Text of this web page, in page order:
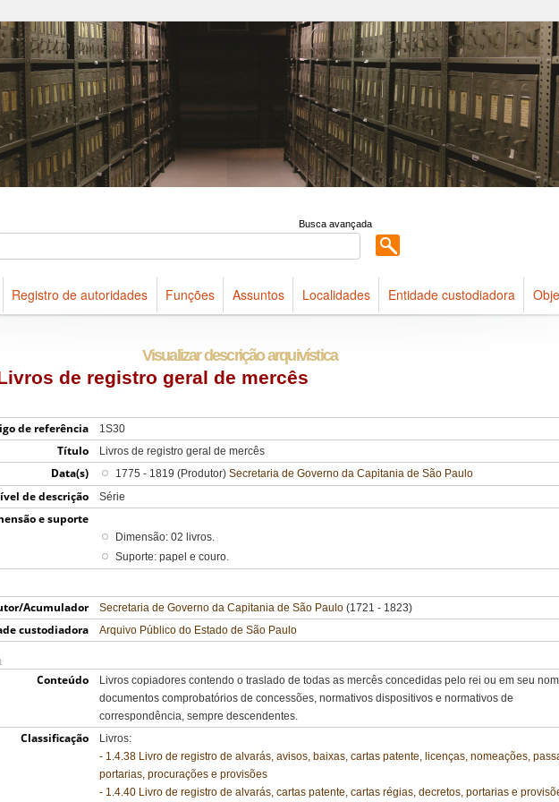
do acervo do Arquivo Público do Estado de São Paulo
Busca avançada
Registro de autoridades Funções Assuntos Localidades Entidade custodiadora
Visualizar descrição arquivística
de registro geral de mercês
de referência 1S30
Título Livros de registro geral de mercês
Data(s) 1775 - 1819 (Produtor) Secretaria de Governo da Capitania de São Paulo
de descrição Série
e suporte
Dimensão: 02 livros.
Suporte: papel e couro.
Acumulador Secretaria de Governo da Capitania de São Paulo(1721 - 1823)
custodiadora Arquivo Público do Estado de São Paulo
Conteúdo
Livros copiadores contendo o traslado de todas as mercês concedidas pelo rei ou em seu
documentos comprobatórios de concessões, normativos dispositivos e normativos de
correspondência, sempre descendentes.
Classificação
Livros:
- 1.4.38 Livro de registro de alvarás, avisos, baixas, cartas patente, licenças, nomeações,
portarias, procurações e provisões
- 1.4.40 Livro de registro de alvarás, cartas patente, cartas régias, decretos, portarias e